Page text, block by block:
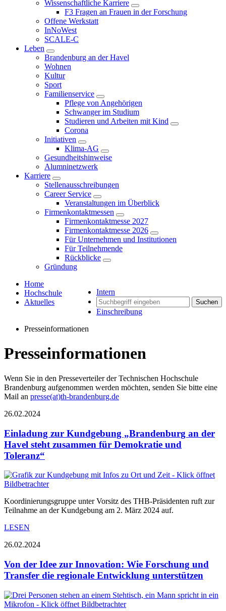
Wissenschaftliche Karriere
F3 Fragen an Frauen in der Forschung
Offene Werkstatt
InNoWest
SCALE-C
Leben
Brandenburg an der Havel
Wohnen
Kultur
Sport
Familienservice
Pflege von Angehörigen
Schwanger im Studium
Studieren und Arbeiten mit Kind
Corona
Initiativen
Klima-AG
Gesundheitshinweise
Alumninetzwerk
Karriere
Stellenausschreibungen
Career Service
Veranstaltungen im Überblick
Firmenkontaktmessen
Firmenkontaktmesse 2027
Firmenkontaktmesse 2026
Für Unternehmen und Institutionen
Für Teilnehmende
Rückblicke
Gründung
Intern
Suchen
Einschreibung
Home
Hochschule
Aktuelles
Presseinformationen
Presseinformationen
Wenn Sie in den Presseverteiler der Technischen Hochschule
Brandenburg aufgenommen werden möchten, senden Sie bitte eine
Mail an presse(at)th-brandenburg.de
26.02.2024
Einladung zur Kundgebung „Brandenburg an der
Havel steht zusammen für Demokratie und
Toleranz“
Koordinierungsgruppe unter Vorsitz des THB-Präsidenten ruft zur
Teilnahme an der Kundgebung am 2. März 2024 auf.
LESEN
26.02.2024
Von der Idee zur Innovation: Wie Forschung und
Transfer die regionale Entwicklung unterstützen